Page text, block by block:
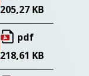
205,27 KB
pdf
218,61 KB